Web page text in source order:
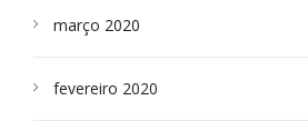
março 2020
fevereiro 2020